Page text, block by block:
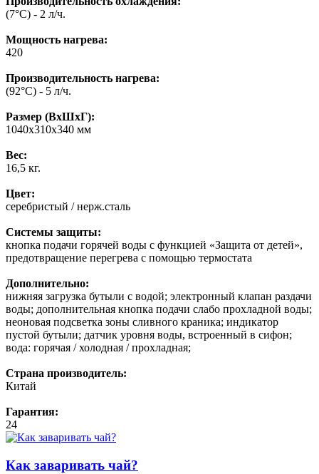
(7°C) - 2 л/ч.
Мощность нагрева:
420
Производительность нагрева:
(92°C) - 5 л/ч.
Размер (ВхШхГ):
1040х310х340 мм
Вес:
16,5 кг.
Цвет:
серебристый / нерж.сталь
Системы защиты:
кнопка подачи горячей воды с функцией «Защита от детей»,
предотвращение перегрева с помощью термостата
Дополнительно:
нижняя загрузка бутыли с водой; электронный клапан раздачи
воды; дополнительная кнопка подачи слабо прохладной воды;
неоновая подсветка зоны сливного краника; индикатор
пустой бутыли; датчик уровня воды, встроенный в сифон;
вода: горячая / холодная / прохладная;
Страна производитель:
Китай
Гарантия:
24
Как заваривать чай?